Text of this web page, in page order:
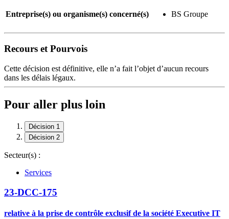
Entreprise(s) ou organisme(s) concerné(s) BS Groupe
Recours et Pourvois
Cette décision est définitive, elle n’a fait l’objet d’aucun recours
dans les délais légaux.
Pour aller plus loin
Décision 1
Décision 2
Secteur(s) :
Services
23-DCC-175
relative à la prise de contrôle exclusif de la société Executive IT